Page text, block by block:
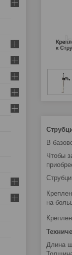
В
Чтобы
на
Длина